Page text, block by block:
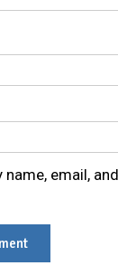
name, email,